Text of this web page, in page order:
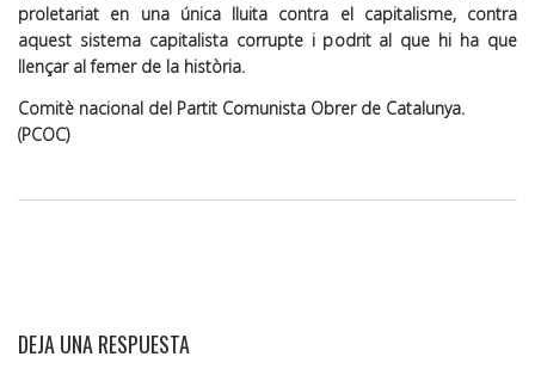
proletariat en una única lluita contra el capitalisme, contra
aquest sistema capitalista corrupte i podrit al que hi ha que
llençar al femer de la història.
Comitè nacional del Partit Comunista Obrer de Catalunya.
(PCOC)
DEJA UNA RESPUESTA